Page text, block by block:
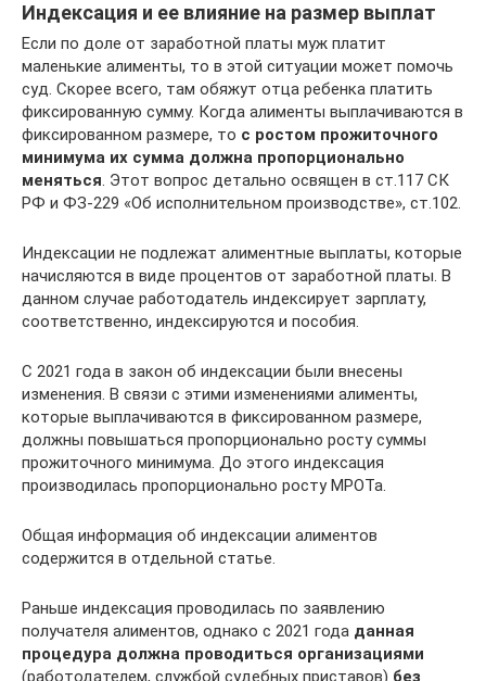
Индексация и ее влияние на размер выплат
Если по доле от заработной платы муж платит
маленькие алименты, то в этой ситуации может помочь
суд. Скорее всего, там обяжут отца ребенка платить
фиксированную сумму. Когда алименты выплачиваются в
фиксированном размере, то с ростом прожиточного
минимума их сумма должна пропорционально
меняться. Этот вопрос детально освящен в ст.117 СК
РФ и ФЗ-229 «Об исполнительном производстве», ст.102.
Индексации не подлежат алиментные выплаты, которые
начисляются в виде процентов от заработной платы. В
данном случае работодатель индексирует зарплату,
соответственно, индексируются и пособия.
С 2021 года в закон об индексации были внесены
изменения. В связи с этими изменениями алименты,
которые выплачиваются в фиксированном размере,
должны повышаться пропорционально росту суммы
прожиточного минимума. До этого индексация
производилась пропорционально росту МРОТа.
Общая информация об индексации алиментов
содержится в отдельной статье.
Раньше индексация проводилась по заявлению
получателя алиментов, однако с 2021 года данная
процедура должна проводиться организациями
(работодателем, службой судебных приставов) без